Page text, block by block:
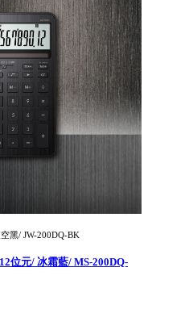
黑/ JW-200DQ-BK
位元/ 冰霜藍/ MS-200DQ-